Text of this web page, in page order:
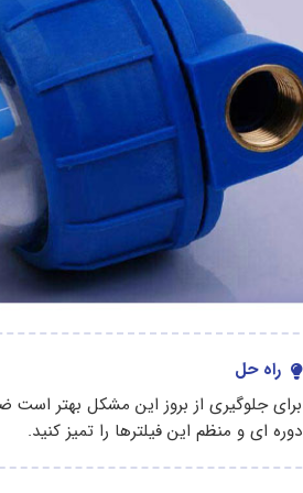
راه حل
برای جلوگیری از بروز این مشکل بهتر است
دوره ای و منظم این فیلترها را تمیز کنید.